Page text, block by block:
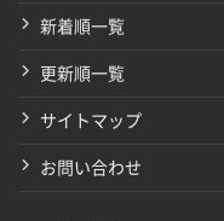
新着順一覧
更新順一覧
サイトマップ
お問い合わせ